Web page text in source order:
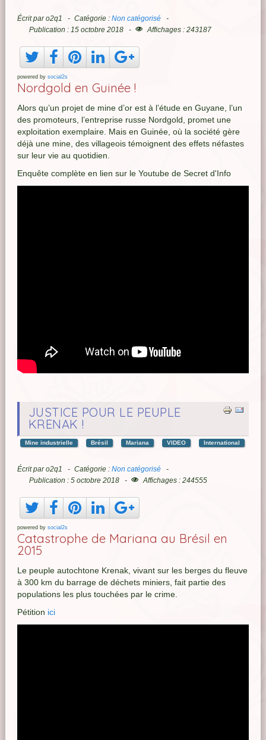
Écrit paro2q1 Catégorie : Non catégorisé
Publication : 15 octobre 2018
Affichages : 243187
powered by social2s
Nordgold en Guinée !
Alors qu’un projet de mine d’or est à l’étude en Guyane, l’un
des promoteurs, l’entreprise russe Nordgold, promet une
exploitation exemplaire. Mais en Guinée, où la société gère
déjà une mine, des villageois témoignent des effets néfastes
sur leur vie au quotidien.
Enquête complète en lien sur le Youtube de Secret d'Info
JUSTICE POUR LE PEUPLE
KRENAK !
Mine industrielle Brésil Mariana VIDEO International
Écrit paro2q1 Catégorie : Non catégorisé
Publication : 5 octobre 2018
Affichages : 244555
powered by social2s
Catastrophe de Mariana au Brésil en
2015
Le peuple autochtone Krenak, vivant sur les berges du fleuve
à 300 km du barrage de déchets miniers, fait partie des
populations les plus touchées par le crime.
Pétition ici